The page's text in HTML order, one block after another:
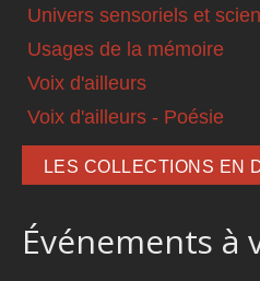
Univers sensoriels et
Usages de la mémoire
Voix d'ailleurs
Voix d'ailleurs - Poésie
LES COLLECTIONS EN
Événements à